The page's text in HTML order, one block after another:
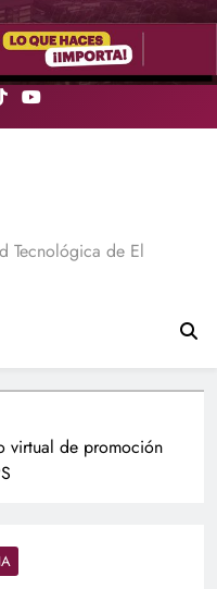
Tecnológica de El
virtual de promoción